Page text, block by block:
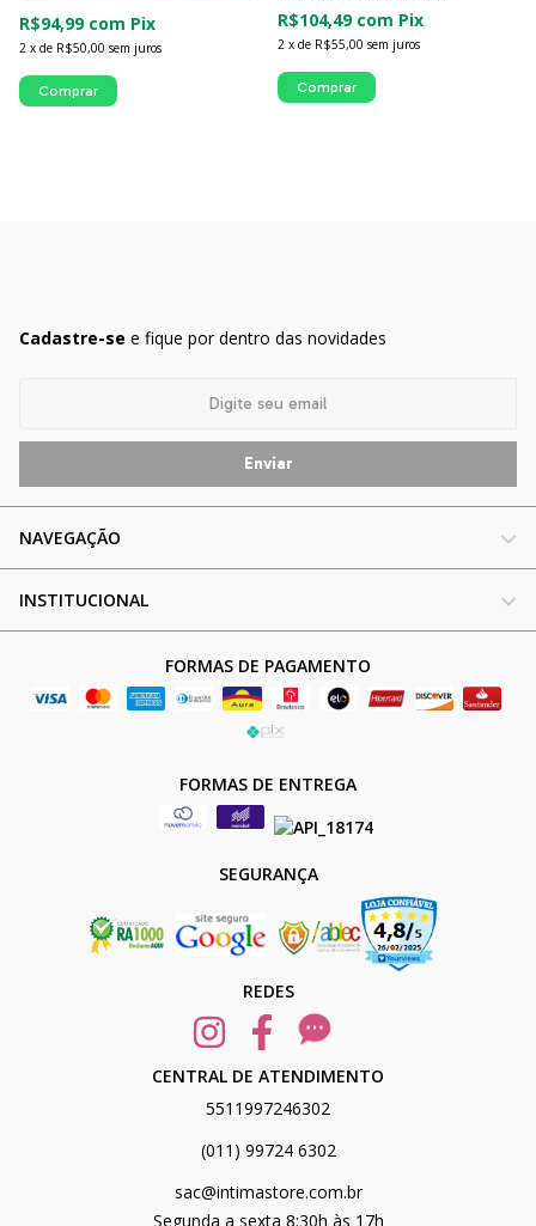
2 x de R$50,00 sem juros
R$94,99 com Pix
Comprar
2 x de R$55,00 sem juros
R$104,49 com Pix
Comprar
Cadastre-se e fique por dentro das novidades
NAVEGAÇÃO
INSTITUCIONAL
FORMAS DE PAGAMENTO
FORMAS DE ENTREGA
SEGURANÇA
REDES
CENTRAL DE ATENDIMENTO
5511997246302
(011) 99724 6302
sac@intimastore.com.br
Segunda a sexta 8:30h às 17h